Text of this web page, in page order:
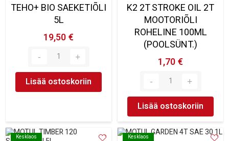
TEHO+ BIO SAEKETIÕLI
5L
19,50 €
Lisää ostoskoriin
K2 2T STROKE OIL 2T
MOOTORIÕLI
ROHELINE 100ML
(POOLSÜNT.)
1,70 €
Lisää ostoskoriin
Kesklaos
Kesklaos Kesklaos
Kesklaos